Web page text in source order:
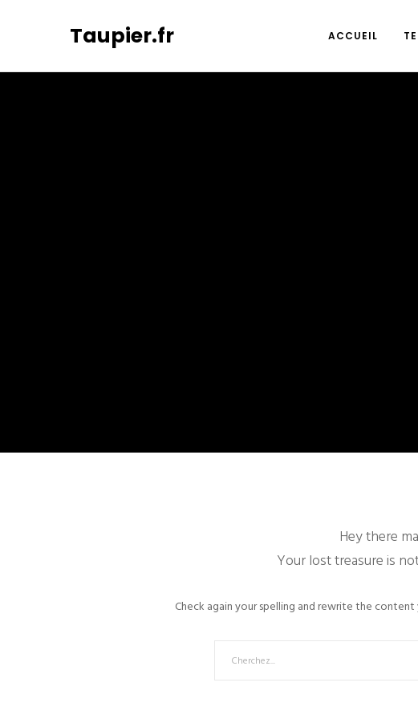
Taupier.fr ACCUEIL
Hey there
Your lost treasure is
Check again your spelling and rewrite the